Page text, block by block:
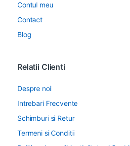
Contul meu
Contact
Blog
Relatii Clienti
Despre noi
Intrebari Frecvente
Schimburi si Retur
Termeni si Conditii